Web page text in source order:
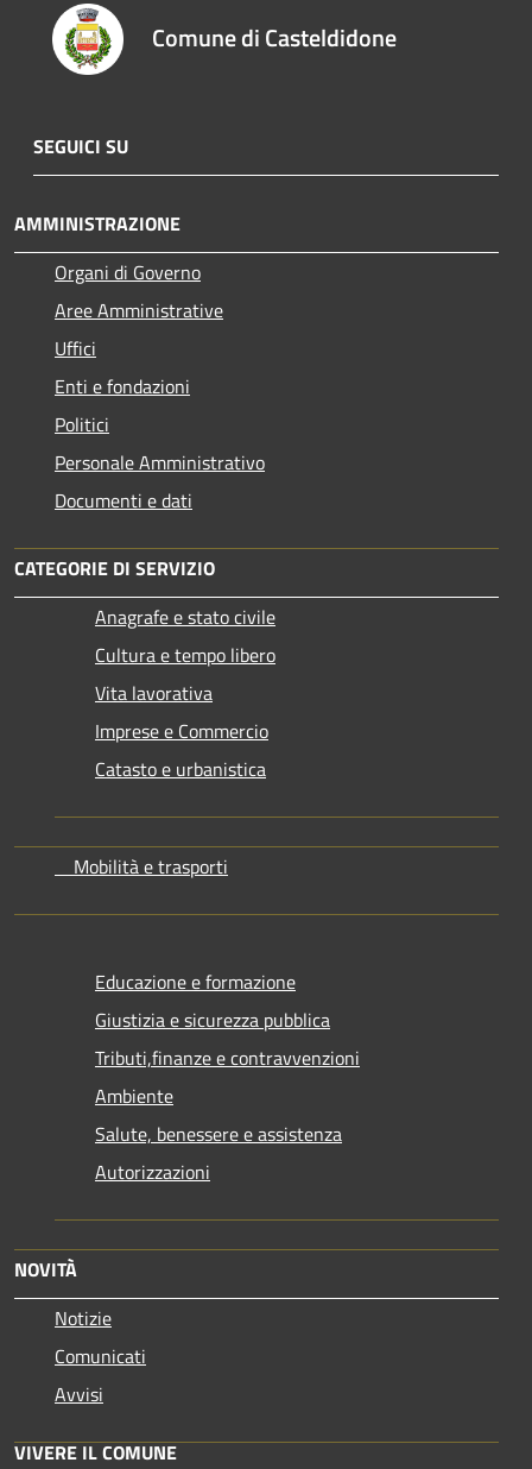
Comune di Casteldidone
SEGUICI SU
AMMINISTRAZIONE
Organi di Governo
Aree Amministrative
Uffici
Enti e fondazioni
Politici
Personale Amministrativo
Documenti e dati
CATEGORIE DI SERVIZIO
Anagrafe e stato civile
Cultura e tempo libero
Vita lavorativa
Imprese e Commercio
Catasto e urbanistica
Mobilità e trasporti
Educazione e formazione
Giustizia e sicurezza pubblica
Tributi,finanze e contravvenzioni
Ambiente
Salute, benessere e assistenza
Autorizzazioni
NOVITÀ
Notizie
Comunicati
Avvisi
VIVERE IL COMUNE